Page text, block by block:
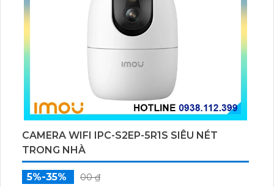
CAMERA WIFI IPC-S2EP-5R1S SIÊU NÉT
TRONG NHÀ
5%-35%
00 ₫